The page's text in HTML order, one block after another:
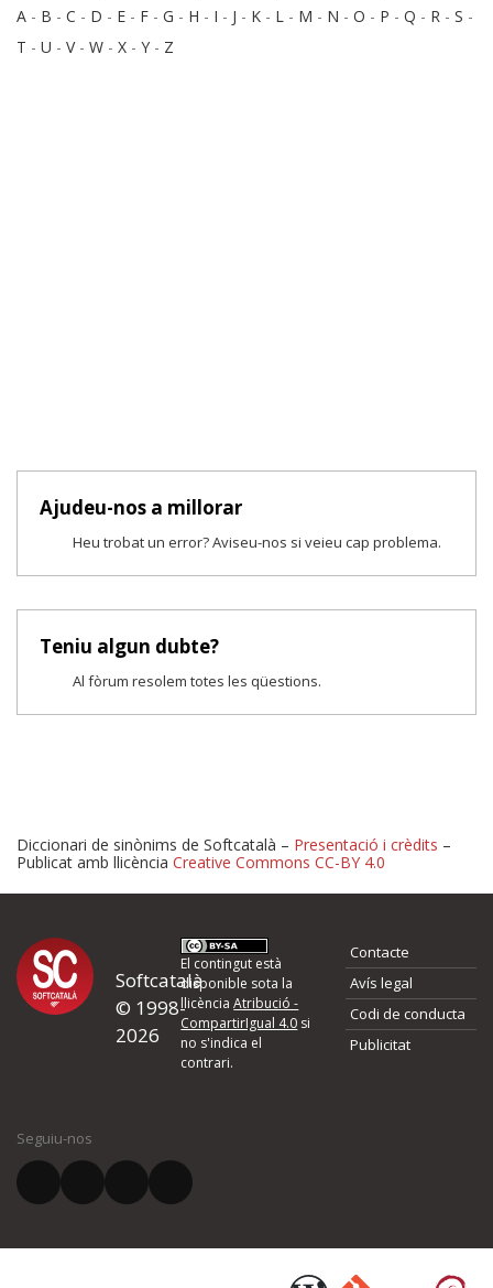
A - B - C - D - E - F - G - H - I - J - K - L - M - N - O - P - Q - R - S -
T - U - V- W - X - Y - Z
Ajudeu-nos a millorar
Heu trobat un error? Aviseu-nos si veieu cap problema.
Teniu algun dubte?
Al fòrum resolem totes les qüestions.
Proposeu-nos millores o
d'errors
Si heu trobat un error o voleu proposar alguna millora, ompliu els
quina és la millora que proposeu o l'error del qual voleu informar-
El vostre correu electrònic *
Diccionari de sinònims de Softcatalà – Presentació i crèdits –
Publicat amb llicència Creative Commons CC-BY 4.0
Softcatalà
© 1998-
2026
El contingut està
disponible sota la
llicènciaAtribució -
CompartirIgual 4.0 si
no s'indica el
contrari.
Contacte
Avís legal
Codi de conducta
Publicitat
Seguiu-nos